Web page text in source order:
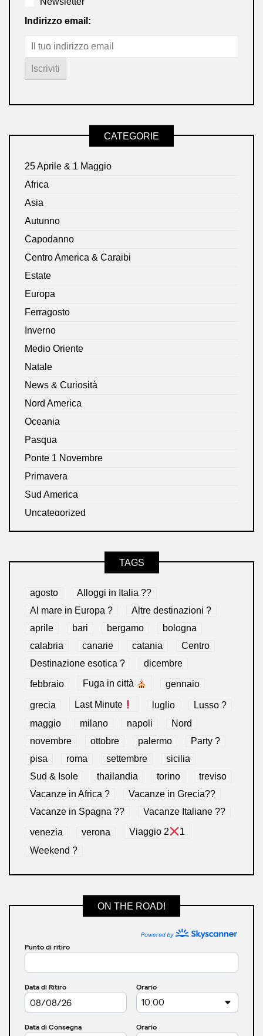
Indirizzo email:
CATEGORIE
25 Aprile & 1 Maggio
Africa
Asia
Autunno
Capodanno
Centro America & Caraibi
Estate
Europa
Ferragosto
Inverno
Medio Oriente
Natale
News & Curiosità
Nord America
Oceania
Pasqua
Ponte 1 Novembre
Primavera
Sud America
Uncategorized
TAGS
agosto
Alloggi in Italia ??
Al mare in Europa ?️
Altre destinazioni ?
aprile
bari bergamo
bologna
calabria
canarie catania
Centro
Destinazione esotica ?
dicembre
febbraio Fuga in città gennaio
grecia Last Minute luglio
Lusso ?
maggio
milano napoli
Nord
novembre
ottobre palermo
Party ?
pisa
roma settembre
sicilia
Sud & Isole
thailandia torino
treviso
Vacanze in Africa ?
Vacanze in Grecia??
Vacanze in Spagna ??
Vacanze Italiane ??
venezia verona Viaggio 2
1
Weekend ?
ON THE ROAD!